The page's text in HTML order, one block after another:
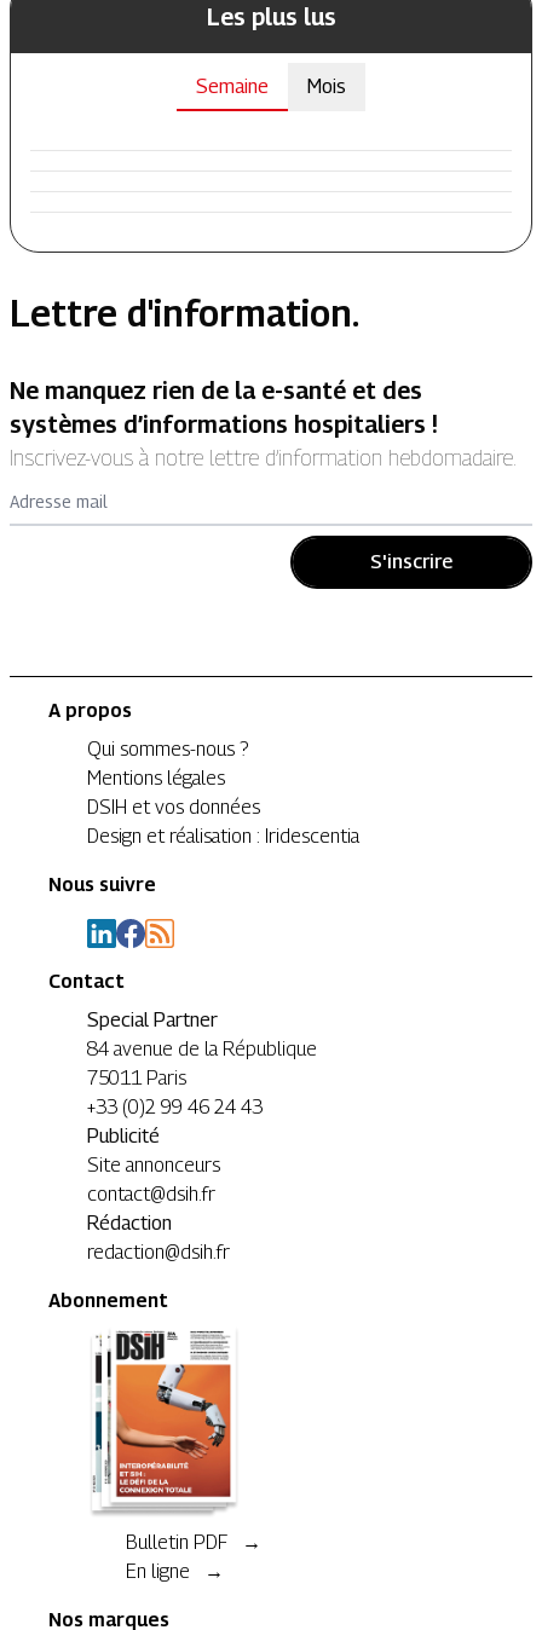
Les plus lus
Semaine Mois
Lettre d'information.
Ne manquez rien de la e-santé et des
systèmes d’informations hospitaliers !
Inscrivez-vous à notre lettre d’information hebdomadaire.
Adresse mail
S'inscrire
A propos
Qui sommes-nous ?
Mentions légales
DSIH et vos données
Design et réalisation : Iridescentia
Nous suivre
Contact
Special Partner
84 avenue de la République
75011 Paris
+33 (0)2 99 46 24 43
Publicité
Site annonceurs
contact@dsih.fr
Rédaction
redaction@dsih.fr
Abonnement
Bulletin PDF →
En ligne →
Nos marques